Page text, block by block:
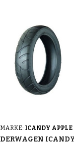
MARKE: ICANDY APPLE